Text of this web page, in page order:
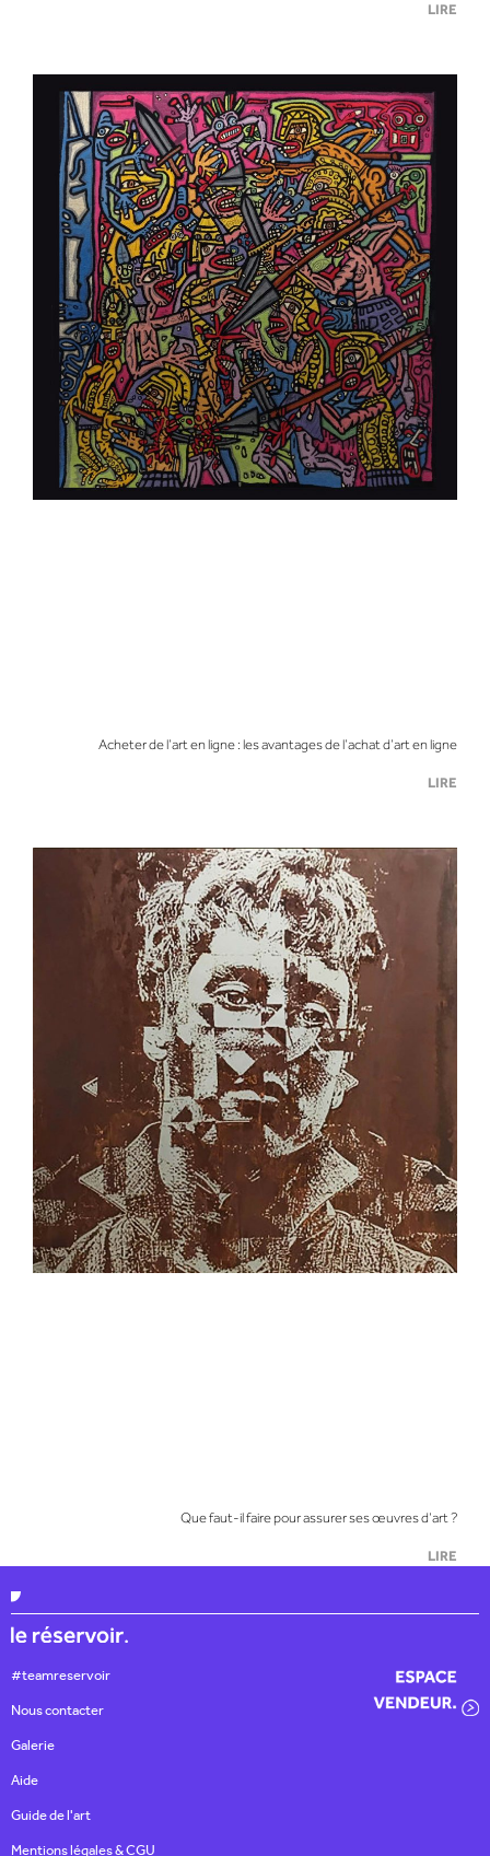
LIRE
Acheter de l’art en ligne : les avantages de l’achat d’art en ligne
LIRE
Que faut-il faire pour assurer ses œuvres d’art ?
LIRE
#teamreservoir
Nous contacter
Galerie
Aide
Guide de l'art
Mentions légales & CGU